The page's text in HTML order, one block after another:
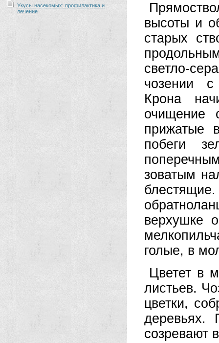
Укусы насекомых: профилактика и
лечение
высоты и
старых
светло-
чозении с
Крона
очищение
прижатые
побеги
зоватым
верхушке
го­лые, в
Цветет в
листьев.
цветки,
деревьях.
созревают